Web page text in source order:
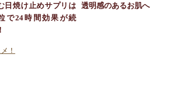
日焼け止めサプリは
で24時間効果が続
透明感のあるお肌へ
！